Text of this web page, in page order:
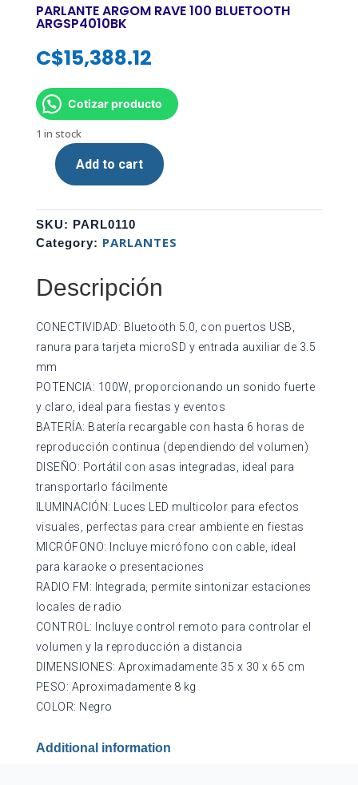
PARLANTE ARGOM RAVE 100 BLUETOOTH
ARGSP4010BK
C$15,388.12
Cotizar producto
1 in stock
PARLANTE
ARGOM
RAVE
100
BLUETOOTH
quantity
Add to cart
SKU: PARL0110
Category: PARLANTES
Descripción
CONECTIVIDAD: Bluetooth 5.0, con puertos USB,
ranura para tarjeta microSD y entrada auxiliar de 3.5
mm
POTENCIA: 100W, proporcionando un sonido fuerte
y claro, ideal para fiestas y eventos
BATERÍA: Batería recargable con hasta 6 horas de
reproducción continua (dependiendo del volumen)
DISEÑO: Portátil con asas integradas, ideal para
transportarlo fácilmente
ILUMINACIÓN: Luces LED multicolor para efectos
visuales, perfectas para crear ambiente en fiestas
MICRÓFONO: Incluye micrófono con cable, ideal
para karaoke o presentaciones
RADIO FM: Integrada, permite sintonizar estaciones
locales de radio
CONTROL: Incluye control remoto para controlar el
volumen y la reproducción a distancia
DIMENSIONES: Aproximadamente 35 x 30 x 65 cm
PESO: Aproximadamente 8 kg
COLOR: Negro
Additional information